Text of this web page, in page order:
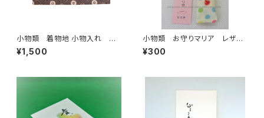
小物類 着物地 小物入れ 蠟
色 花柄
¥1,500
小物類 お守りマリア レザー
１
¥300